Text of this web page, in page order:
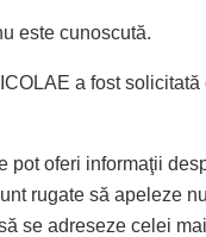
este cunoscută.
a fost solicitată
pot oferi informaţii
rugate să apeleze
se adreseze celei